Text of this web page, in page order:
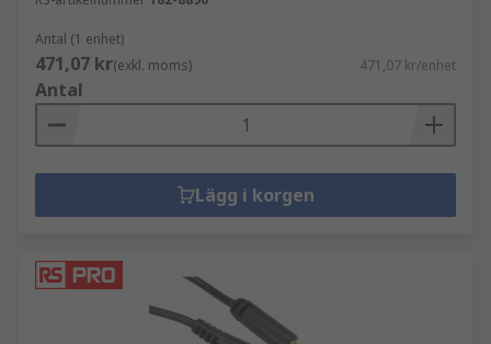
Antal (1 enhet)
471,07 kr(exkl. moms) 471,07 kr/enhet
Antal
Lägg i korgen